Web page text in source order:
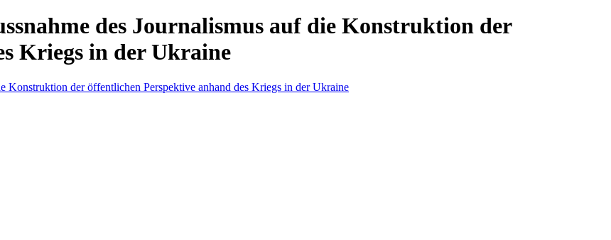
des Journalismus auf die Konstruktion der
Kriegs in der Ukraine